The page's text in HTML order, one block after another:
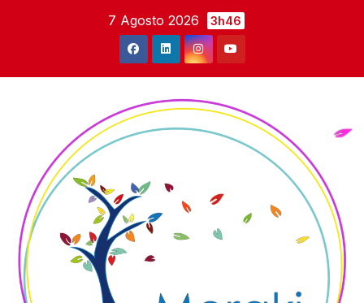
7 Agosto 2026 3h46